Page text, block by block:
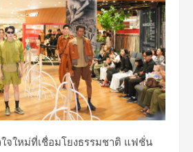
จใหม่ที่เชื่อมโยงธรรมชาติ แฟชั่น